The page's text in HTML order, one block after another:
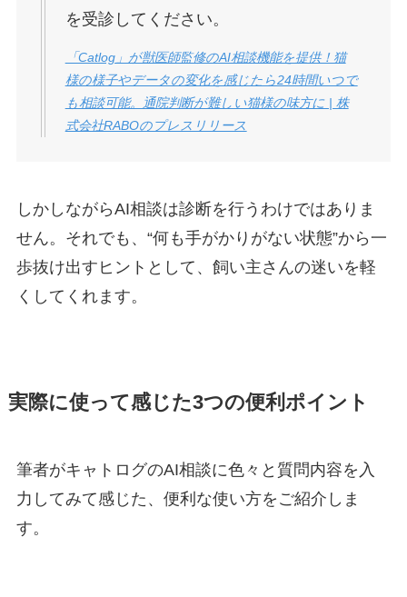
を受診してください。
「Catlog」が獣医師監修のAI相談機能を提供！猫
様の様子やデータの変化を感じたら24時間いつで
も相談可能。通院判断が難しい猫様の味方に | 株
式会社RABOのプレスリリース
しかしながらAI相談は診断を行うわけではありま
せん。それでも、“何も手がかりがない状態”から一
歩抜け出すヒントとして、飼い主さんの迷いを軽
くしてくれます。
実際に使って感じた3つの便利ポイント
筆者がキャトログのAI相談に色々と質問内容を入
力してみて感じた、便利な使い方をご紹介しま
す。